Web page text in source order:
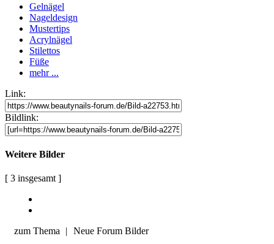
Gelnägel
Nageldesign
Mustertips
Acrylnägel
Stilettos
Füße
mehr ...
Link:
Bildlink:
Weitere Bilder
[ 3 insgesamt ]
zum Thema | Neue Forum Bilder